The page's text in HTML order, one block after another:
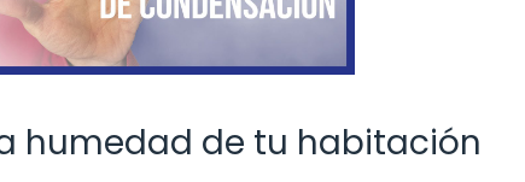
humedad de tu habitación